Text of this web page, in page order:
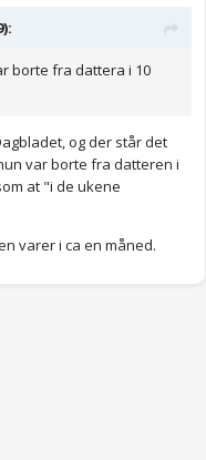
borte fra dattera i 10
og der står det
var borte fra datteren i
at "i de ukene
varer i ca en måned.